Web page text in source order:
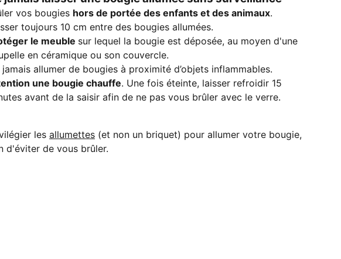
vos bougies hors de portée des enfants et des animaux.
toujours 10 cm entre des bougies allumées.
le meuble sur lequel la bougie est déposée, au moyen d'une
en céramique ou son couvercle.
jamais allumer de bougies à proximité d’objets inflammables.
une bougie chauffe. Une fois éteinte, laisser refroidir 15
avant de la saisir afin de ne pas vous brûler avec le verre.
les allumettes (et non un briquet) pour allumer votre bougie,
d'éviter de vous brûler.